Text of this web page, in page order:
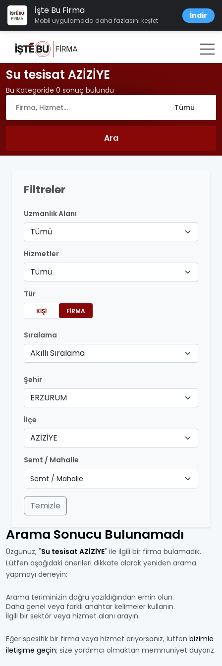
İşte Bu Firma
Mobil uygulamada daha fazlasını keşfet
İndir
Su tesisat AZİZİYE
Bu Kategoride 0 sonuç bulundu
Filtreler
Uzmanlık Alanı
Tümü
Hizmetler
Tümü
Tür
KIŞI FIRMA
Sıralama
Akıllı Sıralama
Şehir
ERZURUM
İlçe
AZİZİYE
Semt / Mahalle
Temizle
Arama Sonucu Bulunamadı
Üzgünüz, "Su tesisat AZİZİYE" ile ilgili bir firma bulamadık.
Lütfen aşağıdaki önerileri dikkate alarak yeniden arama
yapmayı deneyin:
Arama teriminizin doğru yazıldığından emin olun.
Daha genel veya farklı anahtar kelimeler kullanın.
İlgili bir sektör veya hizmet alanı arayın.
Eğer spesifik bir firma veya hizmet arıyorsanız, lütfen bizimle
iletişime geçin; size yardımcı olmaktan memnuniyet duyarız.